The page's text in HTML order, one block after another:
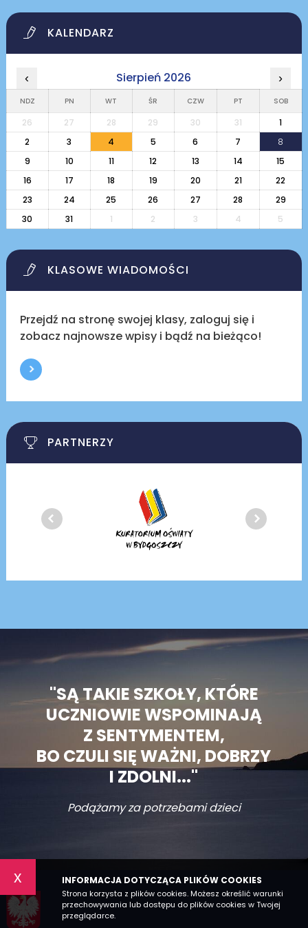
x INFORMACJA DOTYCZĄCA PLIKÓW COOKIES
Strona korzysta z plików cookies. Możesz określić warunki
przechowywania lub dostępu do plików cookies w Twojej
przeglądarce.
KALENDARZ
‹ Sierpień 2026 ›
NDZ PN WT ŚR CZW PT SOB
26 27 28 29 30 31
1
2
3 4 5 6 7
8
9
10 11 12 13 14
15
16
17 18 19 20 21
22
23
24 25 26 27 28
29
30
31 1 2 3 4 5
KLASOWE WIADOMOŚCI
Przejdź na stronę swojej klasy, zaloguj się i
zobacz najnowsze wpisy i bądź na bieżąco!
PARTNERZY
"SĄ TAKIE SZKOŁY, KTÓRE
UCZNIOWIE WSPOMINAJĄ
Z SENTYMENTEM,
BO CZULI SIĘ WAŻNI, DOBRZY
I ZDOLNI..."
Podążamy za potrzebami dzieci